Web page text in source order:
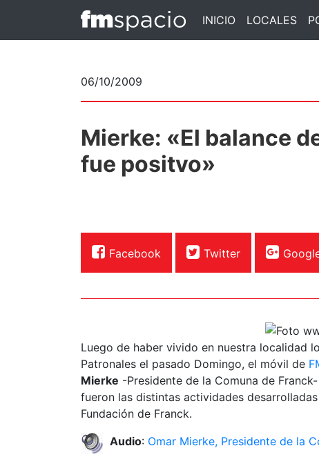
INICIO LOCALES
06/10/2009
Mierke: «El balance
fue positvo»
Facebook Twitter
Luego de haber vivido en nuestra localidad
Patronales el pasado Domingo, el móvil de
Mierke -Presidente de la Comuna de
fueron las distintas actividades
Fundación de Franck.
Audio: Omar Mierke, Presidente de la